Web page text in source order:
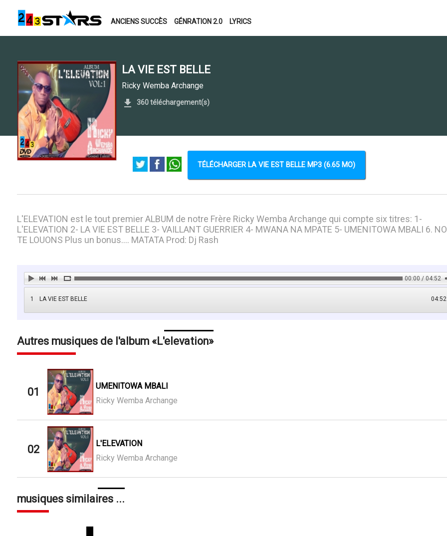
ANCIENS SUCCÈS GÉNRATION 2.0 LYRICS
LA VIE EST BELLE
Ricky Wemba Archange
360 téléchargement(s)
TÉLÉCHARGER LA VIE EST BELLE MP3 (6.65 MO)
L'ELEVATION est le tout premier ALBUM de notre Frère Ricky Wemba Archange qui compte six titres: 1-
L'ELEVATION 2- LA VIE EST BELLE 3- VAILLANT GUERRIER 4- MWANA NA MPATE 5- UMENITOWA MBALI 6.
TE LOUONS Plus un bonus.... MATATA Prod: Dj Rash
00:00 / 04:52
1 04:52
LA VIE EST BELLE
Autres musiques de l'album L'elevation
01
UMENITOWA MBALI
Ricky Wemba Archange
02
L'ELEVATION
Ricky Wemba Archange
musiques similaires ...